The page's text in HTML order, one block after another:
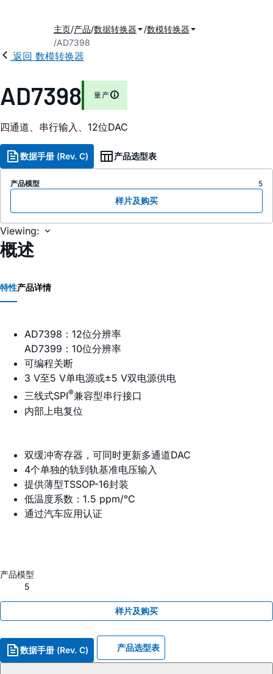
主页 产品 数据转换器
数模转换器
AD7398
返回 数模转换器
AD7398 量产
四通道、串行输入、12位DAC
数据手册 (Rev. C) 产品选型表
产品模型 5
样片及购买
Viewing:
概述
特性产品详情
AD7398：12位分辨率
AD7399：10位分辨率
可编程关断
3 V至5 V单电源或±5 V双电源供电
三线式SPI®兼容型串行接口
内部上电复位
双缓冲寄存器，可同时更新多通道DAC
4个单独的轨到轨基准电压输入
提供薄型TSSOP-16封装
低温度系数：1.5 ppm/°C
通过汽车应用认证
产品模型
5
样片及购买
数据手册 (Rev. C) 产品选型表